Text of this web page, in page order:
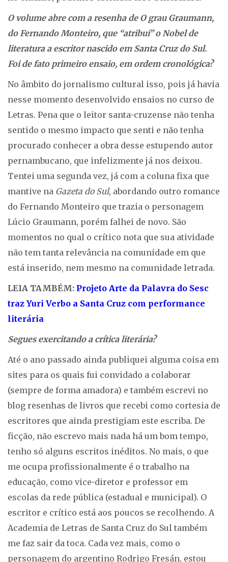
O volume abre com a resenha de O grau Graumann,
do Fernando Monteiro, que “atribui” o Nobel de
literatura a escritor nascido em Santa Cruz do Sul.
Foi de fato primeiro ensaio, em ordem cronológica?
No âmbito do jornalismo cultural isso, pois já havia
nesse momento desenvolvido ensaios no curso de
Letras. Pena que o leitor santa-cruzense não tenha
sentido o mesmo impacto que senti e não tenha
procurado conhecer a obra desse estupendo autor
pernambucano, que infelizmente já nos deixou.
Tentei uma segunda vez, já com a coluna fixa que
mantive na Gazeta do Sul, abordando outro romance
do Fernando Monteiro que trazia o personagem
Lúcio Graumann, porém falhei de novo. São
momentos no qual o crítico nota que sua atividade
não tem tanta relevância na comunidade em que
está inserido, nem mesmo na comunidade letrada.
LEIA TAMBÉM: Projeto Arte da Palavra do Sesc
traz Yuri Verbo a Santa Cruz com performance
literária
Segues exercitando a crítica literária?
Até o ano passado ainda publiquei alguma coisa em
sites para os quais fui convidado a colaborar
(sempre de forma amadora) e também escrevi no
blog resenhas de livros que recebi como cortesia de
escritores que ainda prestigiam este escriba. De
ficção, não escrevo mais nada há um bom tempo,
tenho só alguns escritos inéditos. No mais, o que
me ocupa profissionalmente é o trabalho na
educação, como vice-diretor e professor em
escolas da rede pública (estadual e municipal). O
escritor e crítico está aos poucos se recolhendo. A
Academia de Letras de Santa Cruz do Sul também
me faz sair da toca. Cada vez mais, como o
personagem do argentino Rodrigo Fresán, estou